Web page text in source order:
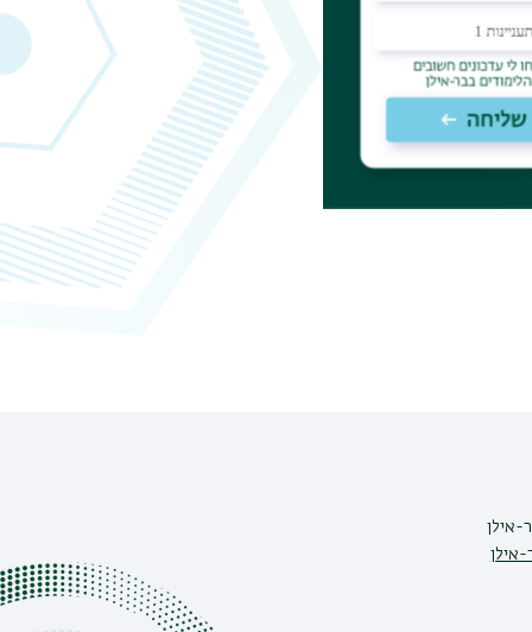
אילן
אילן